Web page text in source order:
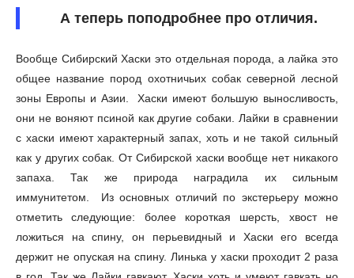
А теперь поподробнее про отличия.
Вообще Сибирский Хаски это отдельная порода, а лайка это
общее название пород охотничьих собак северной лесной
зоны Европы и Азии. Хаски имеют большую выносливость,
они не воняют псиной как другие собаки. Лайки в сравнении
с хаски имеют характерный запах, хоть и не такой сильный
как у других собак. От Сибирской хаски вообще нет никакого
запаха. Так же природа наградила их сильным
иммунитетом. Из основных отличий по экстерьеру можно
отметить следующие: более короткая шерсть, хвост не
ложиться на спину, он перьевидный и Хаски его всегда
держит не опуская на спину. Линька у хаски проходит 2 раза